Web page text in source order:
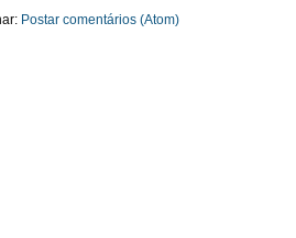
Postar comentários (Atom)